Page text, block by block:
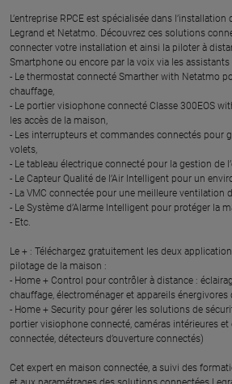
L’entreprise RPCE est spécialisée dans
Legrand et Netatmo. Découvrez ces solutions
connecter votre installation et ainsi la piloter à
Smartphone ou encore par la voix via les assistants
- Le thermostat connecté Smarther with Netatmo
chauffage,
- Le portier visiophone connecté Classe 300EOS
les accès de la maison,
- Les interrupteurs et commandes connectés pour
volets,
- Le tableau électrique connecté pour la gestion de
- Le Capteur Qualité de l’Air Intelligent pour un
- La VMC connectée pour une meilleure ventilation
- Le Système d’Alarme Intelligent pour protéger la
- Etc.
Le + : Téléchargez gratuitement les deux
pilotage de la maison :
- Home + Control pour contrôler à distance :
chauffage, électroménager et appareils
- Home + Security pour gérer les solutions de
portier visiophone connecté, caméras intérieures et
connectée, détecteurs d’ouverture connectés)
Cet expert en maison connectée, a suivi des